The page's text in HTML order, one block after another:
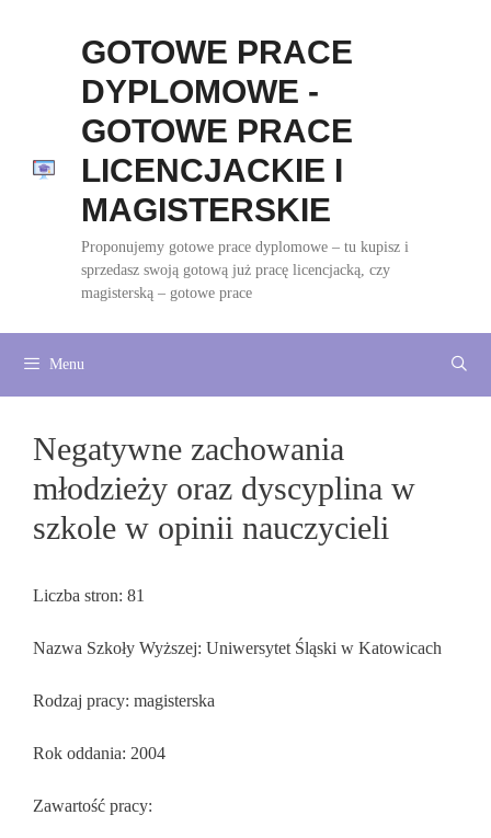
GOTOWE PRACE
DYPLOMOWE -
GOTOWE PRACE
LICENCJACKIE I
MAGISTERSKIE
Proponujemy gotowe prace dyplomowe – tu kupisz i
sprzedasz swoją gotową już pracę licencjacką, czy
magisterską – gotowe prace
Menu
Negatywne zachowania
młodzieży oraz dyscyplina w
szkole w opinii nauczycieli
Liczba stron: 81
Nazwa Szkoły Wyższej: Uniwersytet Śląski w Katowicach
Rodzaj pracy: magisterska
Rok oddania: 2004
Zawartość pracy: